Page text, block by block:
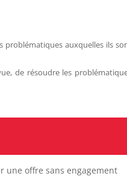
problématiques auxquelles ils
de résoudre les
une offre sans engagement